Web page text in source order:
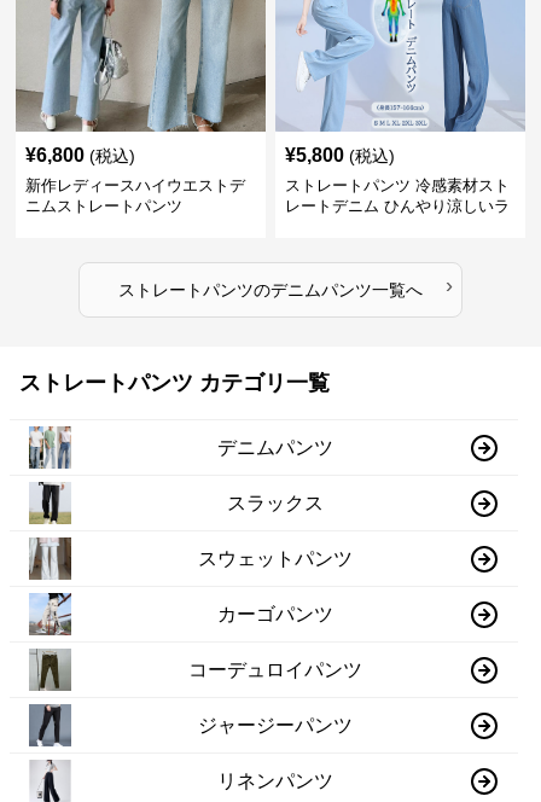
¥6,800 (税込)
新作レディースハイウエストデ
ニムストレートパンツ
¥5,800 (税込)
ストレートパンツ 冷感素材スト
レートデニム ひんやり涼しいラ
ストレートパンツのデニムパンツ一覧へ ›
ストレートパンツ カテゴリ一覧
デニムパンツ
スラックス
スウェットパンツ
カーゴパンツ
コーデュロイパンツ
ジャージーパンツ
リネンパンツ